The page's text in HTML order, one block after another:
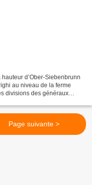
d’Ober-Siebenbrunn
au niveau de la ferme
divisions des généraux
Page suivante >